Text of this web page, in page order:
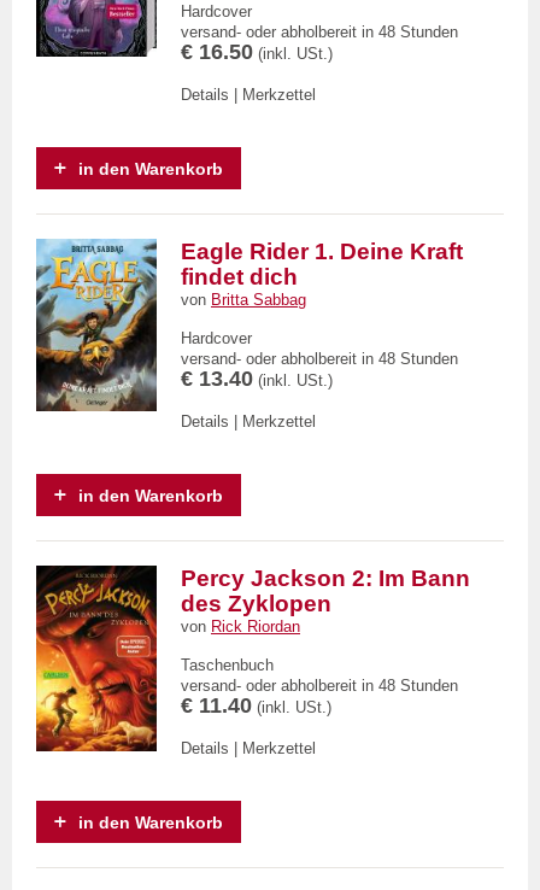
Hardcover
versand- oder abholbereit in 48 Stunden
€ 16.50 (inkl. USt.)
Details | Merkzettel
in den Warenkorb
Eagle Rider 1. Deine Kraft
findet dich
von Britta Sabbag
Hardcover
versand- oder abholbereit in 48 Stunden
€ 13.40 (inkl. USt.)
Details | Merkzettel
in den Warenkorb
Percy Jackson 2: Im Bann
des Zyklopen
von Rick Riordan
Taschenbuch
versand- oder abholbereit in 48 Stunden
€ 11.40 (inkl. USt.)
Details | Merkzettel
in den Warenkorb